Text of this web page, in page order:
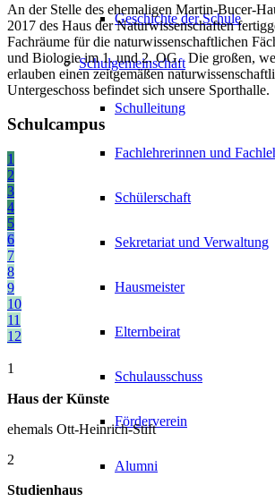
Geschichte der Schule
Schulgemeinschaft
Schulleitung
Fachlehrerinnen und
Schülerschaft
Sekretariat und Verwaltung
Hausmeister
Elternbeirat
Schulausschuss
Förderverein
Alumni
An der Stelle des ehemaligen Martin-Bucer-
2017 des Haus der Naturwissenschaften
Fachräume für die naturwissenschaftlichen
und Biologie im 1. und 2. OG. Die großen,
erlauben einen zeitgemäßen
Untergeschoss befindet sich unsere Sporthalle.
Schulcampus
1
2
3
4
5
6
7
8
9
10
11
12
1
Haus der Künste
ehemals Ott-Heinrich-Stift
2
Studienhaus